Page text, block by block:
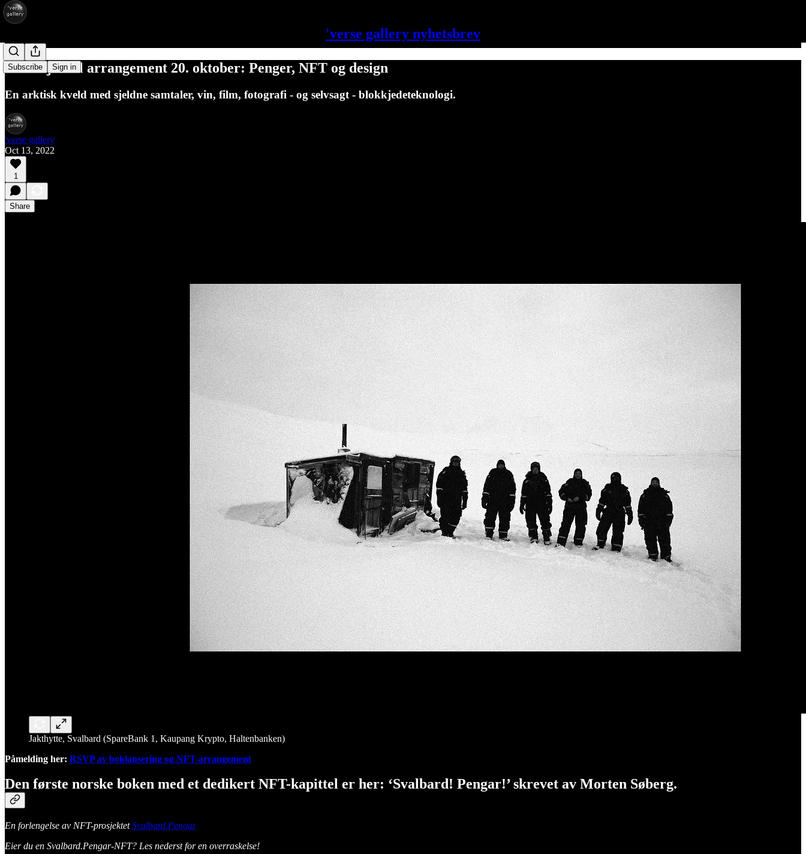
'verse gallery nyhetsbrev
Subscribe Sign in
Invitasjon til arrangement 20. oktober: Penger, NFT og design
En arktisk kveld med sjeldne samtaler, vin, film, fotografi - og selvsagt - blokkjedeteknologi.
'verse gallery
Oct 13, 2022
1
Share
Jakthytte, Svalbard (SpareBank 1, Kaupang Krypto, Haltenbanken)
Påmelding her: RSVP av boklansering og NFT-arrangement
Den første norske boken med et dedikert NFT-kapittel er her: ‘Svalbard! Pengar!’ skrevet av Morten Søberg.
En forlengelse av NFT-prosjektetSvalbard.Pengar
Eier du en Svalbard.Pengar-NFT? Les nederst for en overraskelse!